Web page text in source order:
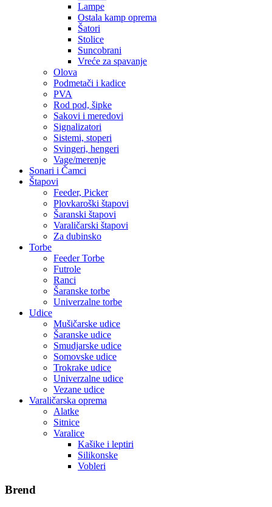
Lampe
Ostala kamp oprema
Šatori
Stolice
Suncobrani
Vreće za spavanje
Olova
Podmetači i kadice
PVA
Rod pod, šipke
Sakovi i meredovi
Signalizatori
Sistemi, stoperi
Svingeri, hengeri
Vage/merenje
Sonari i Čamci
Štapovi
Feeder, Picker
Plovkaroški štapovi
Šaranski štapovi
Varaličarski štapovi
Za dubinsko
Torbe
Feeder Torbe
Futrole
Ranci
Šaranske torbe
Univerzalne torbe
Udice
Mušičarske udice
Šaranske udice
Smudjarske udice
Somovske udice
Trokrake udice
Univerzalne udice
Vezane udice
Varaličarska oprema
Alatke
Sitnice
Varalice
Kašike i leptiri
Silikonske
Vobleri
Brend